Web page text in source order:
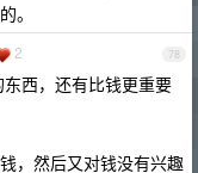
。
78
2
西，还有比钱更重要
，然后又对钱没有兴趣